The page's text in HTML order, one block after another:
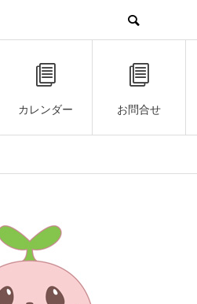
カレンダー お問合せ